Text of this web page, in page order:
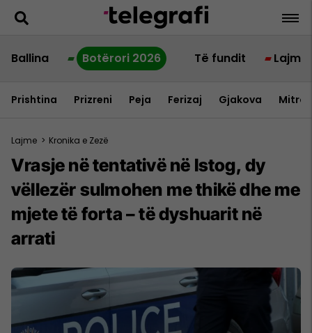
Ballina Botërori 2026 Të fundit Lajme
Prishtina Prizreni Peja Ferizaj Gjakova
Lajme > Kronika e Zezë
Vrasje në tentativë në Istog, dy
vëllezër sulmohen me thikë dhe me
mjete të forta – të dyshuarit në
arrati